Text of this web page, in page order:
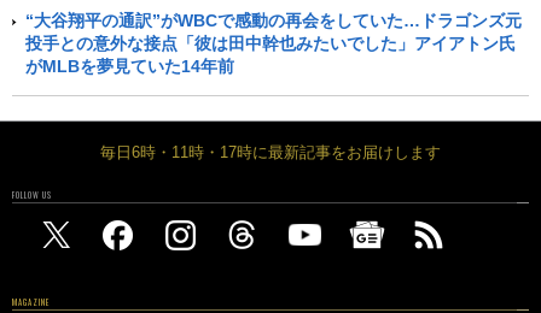
“大谷翔平の通訳”がWBCで感動の再会をしていた…ドラゴンズ元
投手との意外な接点「彼は田中幹也みたいでした」アイアトン氏
がMLBを夢見ていた14年前
毎日6時・11時・17時に最新記事をお届けします
FOLLOW US
MAGAZINE